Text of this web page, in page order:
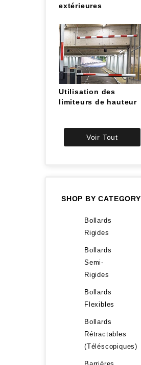
extérieures
Utilisation des
limiteurs de hauteur
Voir Tout
SHOP BY CATEGORY
Bollards
Rigides
Bollards
Semi-
Rigides
Bollards
Flexibles
Bollards
Rétractables
(Téléscopiques)